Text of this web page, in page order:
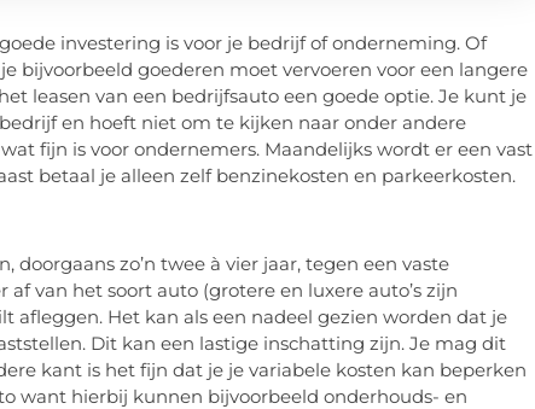
investering is voor je bedrijf of onderneming. Of
bijvoorbeeld goederen moet vervoeren voor een langere
leasen van een bedrijfsauto een goede optie. Je kunt je
en hoeft niet om te kijken naar onder andere
fijn is voor ondernemers. Maandelijks wordt er een vast
betaal je alleen zelf benzinekosten en parkeerkosten.
doorgaans zo’n twee à vier jaar, tegen een vaste
van het soort auto (grotere en luxere auto’s zijn
Het kan als een nadeel gezien worden dat je
Dit kan een lastige inschatting zijn. Je mag dit
kant is het fijn dat je je variabele kosten kan beperken
want hierbij kunnen bijvoorbeeld onderhouds- en